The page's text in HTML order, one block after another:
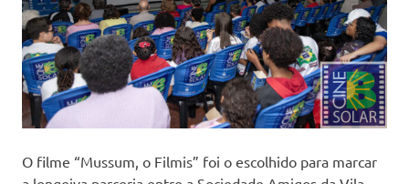
O filme “Mussum, o Filmis” foi o escolhido para marcar